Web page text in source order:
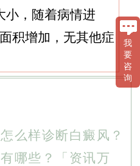
小，随着病情进
积增加，无其他症
么样诊断白癜风？
哪些？「资讯万
我
要
咨
询